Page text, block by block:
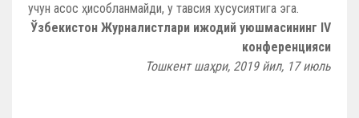
учун асос ҳисобланмайди, у тавсия хусусиятига эга.
Ўзбекистон Журналистлари ижодий уюшмасининг IV
конференцияси
Тошкент шаҳри, 2019 йил, 17 июль